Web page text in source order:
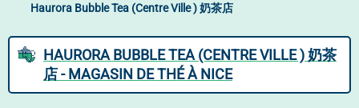
Haurora Bubble Tea (Centre Ville ) 奶茶店
HAURORA BUBBLE TEA (CENTRE VILLE ) 奶茶
店 - MAGASIN DE THÉ À NICE